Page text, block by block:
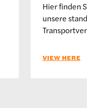
Hier finden
unsere
VIEW HERE